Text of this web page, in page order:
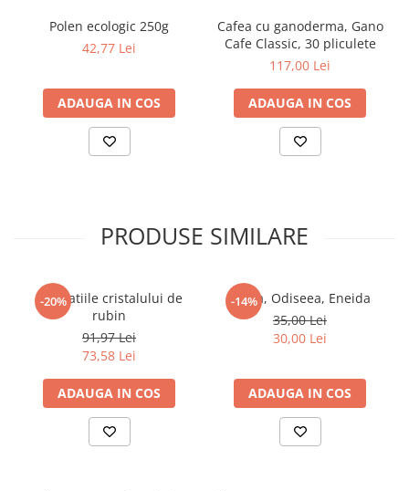
Clasa a III-a
Clasa a IV-a
Clasa a VI-a
Clasa a VII-a
Povesti - Basme - Legende
Realitatea Augmentata
Religie pentru copii
TP ROLL
Polen ecologic 250g
42,77 Lei
ADAUGA IN COS
Cafea cu ganoderma, Gano
Cafe Classic, 30 pliculete
117,00 Lei
ADAUGA IN COS
PRODUSE SIMILARE
-20%
Revelatiile cristalului de
rubin
91,97 Lei
73,58 Lei
ADAUGA IN COS
-14%
Iliada, Odiseea, Eneida
35,00 Lei
30,00 Lei
ADAUGA IN COS